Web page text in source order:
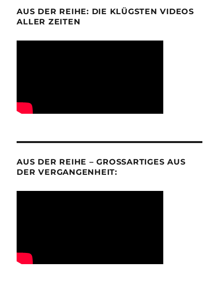
AUS DER REIHE: DIE KLÜGSTEN VIDEOS
ALLER ZEITEN
AUS DER REIHE – GROSSARTIGES AUS D
ER VERGANGENHEIT: